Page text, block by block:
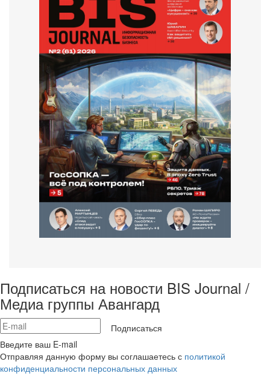
Подписаться на новости BIS Journal /
Медиа группы Авангард
Подписаться
Введите ваш E-mail
Отправляя данную форму вы соглашаетесь с политикой
конфиденциальности персональных данных